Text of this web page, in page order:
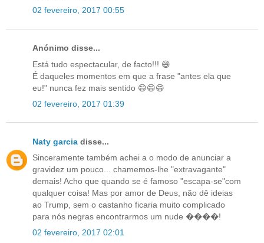
02 fevereiro, 2017 00:55
Anónimo disse...
Está tudo espectacular, de facto!!! 😄
É daqueles momentos em que a frase "antes ela que
eu!" nunca fez mais sentido 😄😄😄
02 fevereiro, 2017 01:39
Naty garcia disse...
Sinceramente também achei a o modo de anunciar a
gravidez um pouco... chamemos-lhe "extravagante"
demais! Acho que quando se é famoso "escapa-se"com
qualquer coisa! Mas por amor de Deus, não dê ideias
ao Trump, sem o castanho ficaria muito complicado
para nós negras encontrarmos um nude ����!
02 fevereiro, 2017 02:01